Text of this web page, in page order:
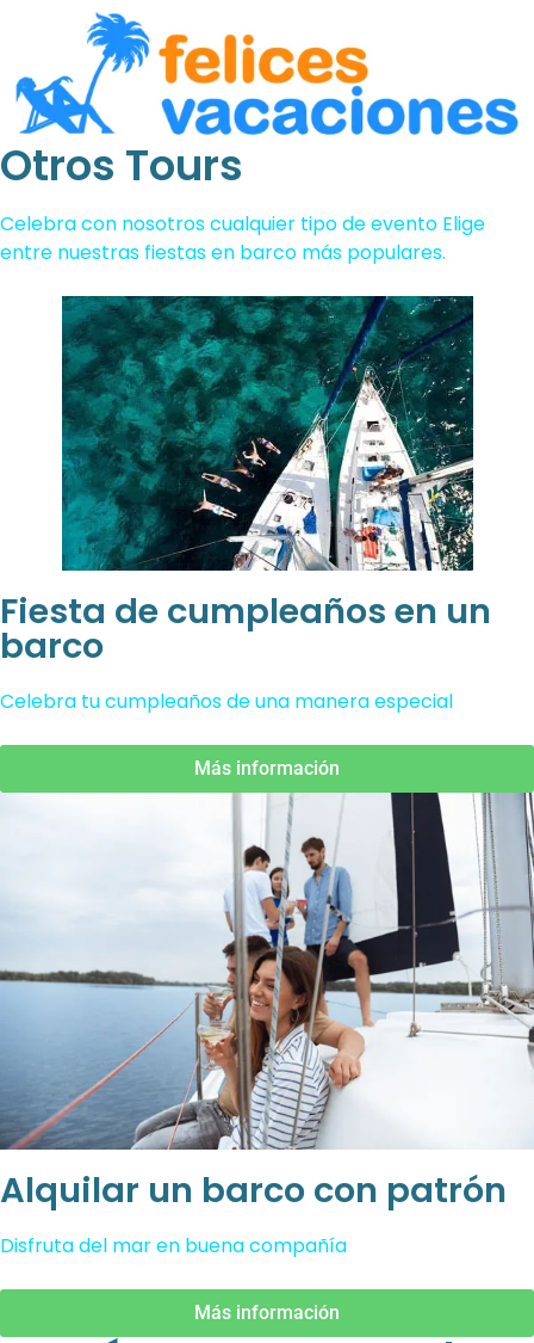
Otros Tours
Celebra con nosotros cualquier tipo de evento Elige
entre nuestras fiestas en barco más populares.
Fiesta de cumpleaños en un
barco
Celebra tu cumpleaños de una manera especial
Más información
Alquilar un barco con patrón
Disfruta del mar en buena compañía
Más información